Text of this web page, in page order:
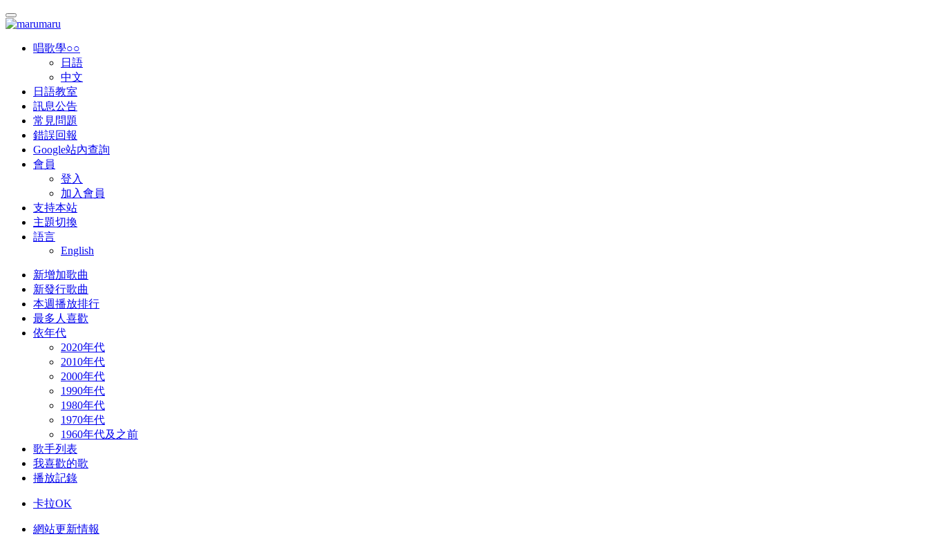
唱歌學○○
日語
中文
日語教室
訊息公告
常見問題
錯誤回報
Google站內查詢
會員
登入
加入會員
支持本站
主題切換
語言
English
新增加歌曲
新發行歌曲
本週播放排行
最多人喜歡
依年代
2020年代
2010年代
2000年代
1990年代
1980年代
1970年代
1960年代及之前
歌手列表
我喜歡的歌
播放記錄
卡拉OK
網站更新情報